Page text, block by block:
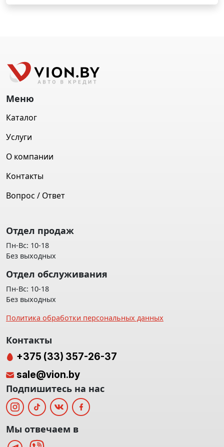
Меню
Каталог
Услуги
О компании
Контакты
Вопрос / Ответ
Отдел продаж
Пн-Вс: 10-18
Без выходных
Отдел обслуживания
Пн-Вс: 10-18
Без выходных
Политика обработки персональных данных
Контакты
+375 (33) 357-26-37
sale@vion.by
Подпишитесь на нас
Мы отвечаем в